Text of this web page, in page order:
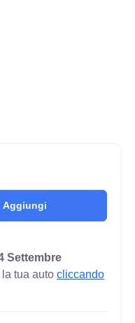
Settembre
la tua autocliccando